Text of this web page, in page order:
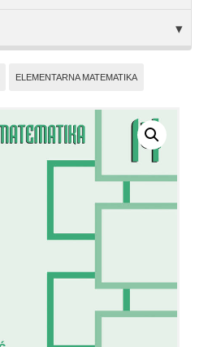
ELEMENTARNA MATEMATIKA